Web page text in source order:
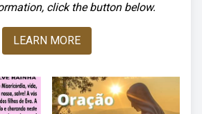
click the button below.
LEARN MORE